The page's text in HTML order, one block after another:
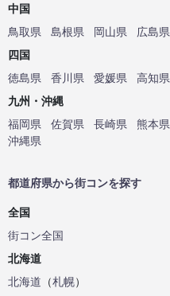
中国
鳥取県
島根県 岡山県 広島県
四国
徳島県
香川県 愛媛県
高知県
九州・沖縄
福岡県
佐賀県 長崎県 熊本県
沖縄県
都道府県から街コンを探す
全国
街コン全国
北海道
北海道 （札幌）